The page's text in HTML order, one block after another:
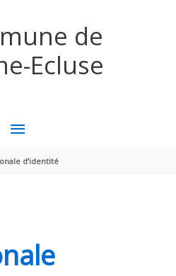
de
Ecluse
MENU
PRINCIPAL
d’identité